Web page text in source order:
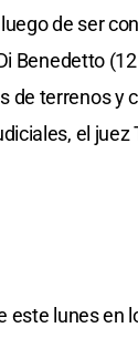
de ser
Benedetto
terrenos y
el
este lunes en